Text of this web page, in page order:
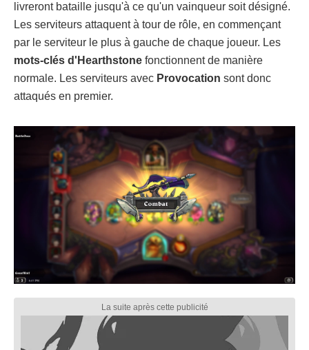
livreront bataille jusqu'à ce qu'un vainqueur soit désigné.
Les serviteurs attaquent à tour de rôle, en commençant
par le serviteur le plus à gauche de chaque joueur. Les
mots-clés d'Hearthstone fonctionnent de manière
normale. Les serviteurs avec Provocation sont donc
attaqués en premier.